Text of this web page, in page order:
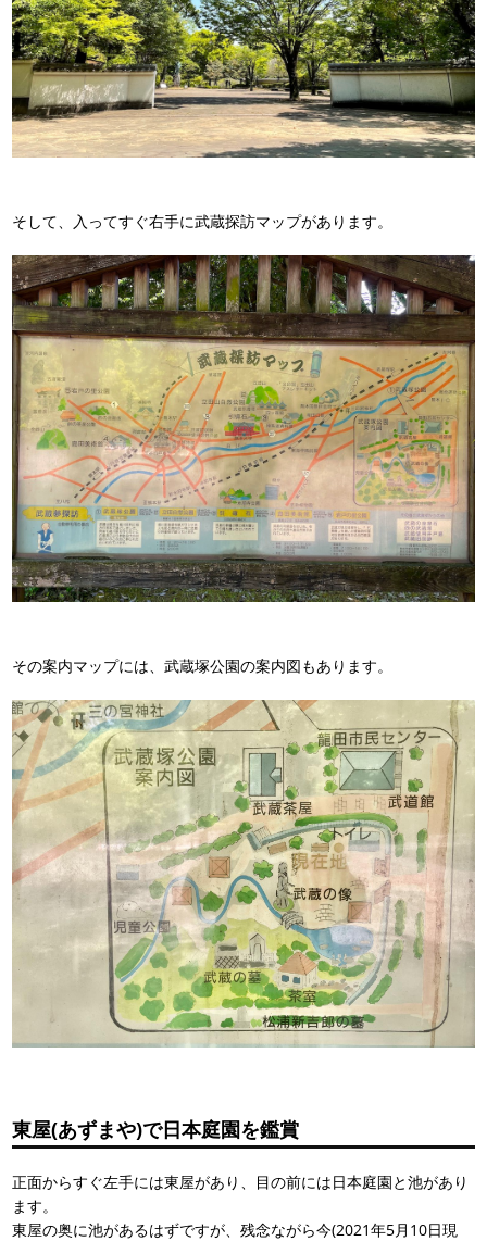
そして、入ってすぐ右手に武蔵探訪マップがあります。
その案内マップには、武蔵塚公園の案内図もあります。
東屋(あずまや)で日本庭園を鑑賞
正面からすぐ左手には東屋があり、目の前には日本庭園と池があり
ます。
東屋の奥に池があるはずですが、残念ながら今(2021年5月10日現